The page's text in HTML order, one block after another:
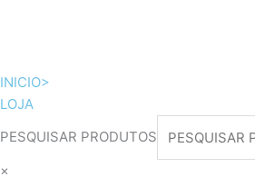
INICIO>
LOJA
PESQUISAR PRODUTOS
×